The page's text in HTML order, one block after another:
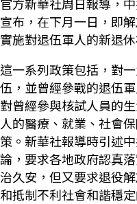
宣布，在下月一日，即
實施對退伍軍人的新退
這一系列政策包括，對
伍，並曾經參戰的退伍
對曾經參與核試人員的
人的醫療、就業、社會
策。新華社報導時引述
論，要求各地政府認真
治久安，但又要求退役
和抵制不利社會和諧穩定